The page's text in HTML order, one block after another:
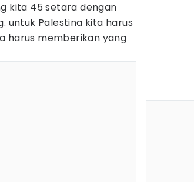
kita 45 setara dengan
untuk Palestina kita harus
harus memberikan yang